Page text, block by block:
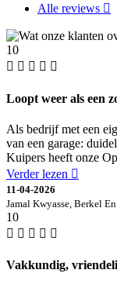
Alle reviews
10
Loopt weer als een
Als bedrijf met een
van een garage:
Kuipers heeft onze
Verder lezen
11-04-2026
Jamal Kwyasse, Berkel
10
Vakkundig,